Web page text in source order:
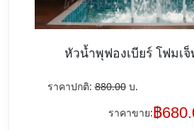
หัวน้ำพุฟองเบียร์ โฟมเจ็
ราคาปกติ:880.00บ.
ราคาขาย:฿